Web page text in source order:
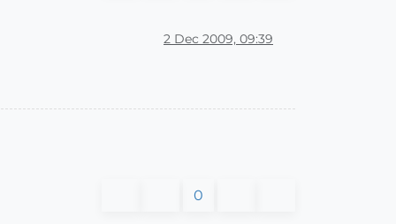
2 Dec 2009, 09:39
0